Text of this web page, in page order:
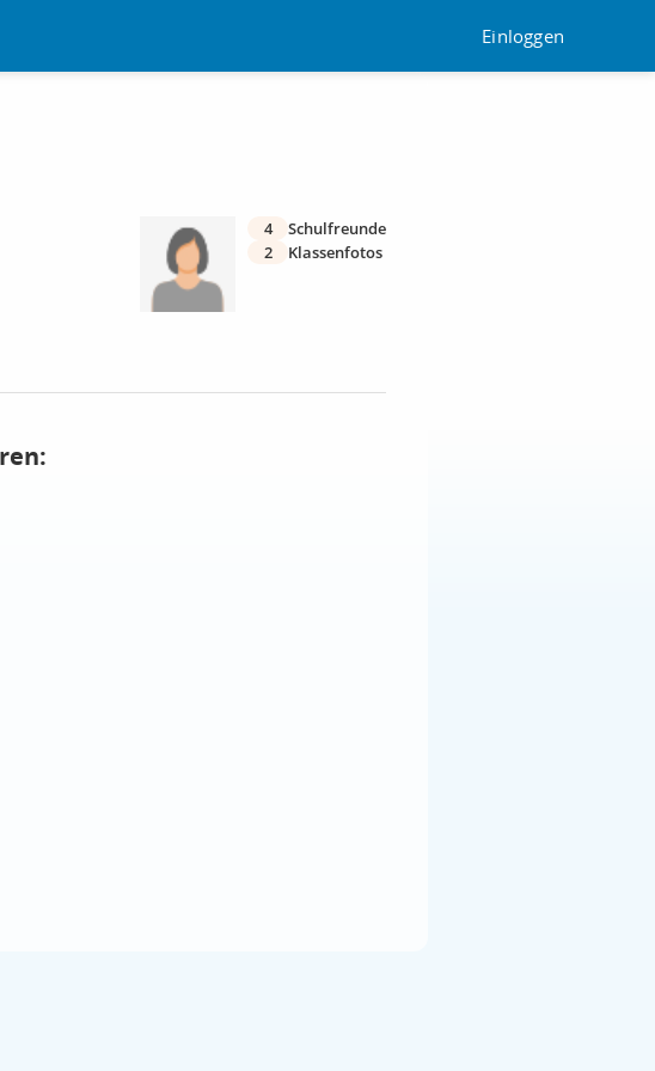
Einloggen
4
Schulfreunde
2
Klassenfotos